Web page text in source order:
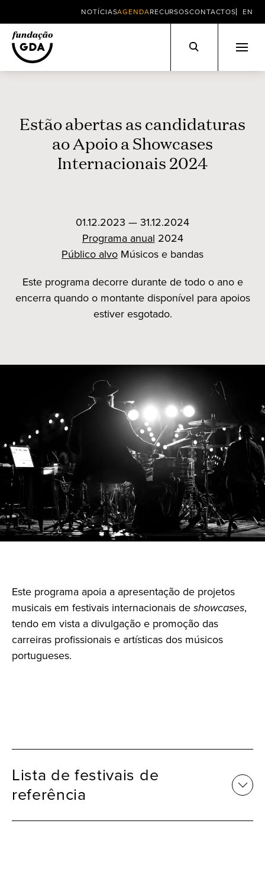
NOTÍCIASAGENDARECURSOSCONTACTOS EN
Estão abertas as candidaturas
ao Apoio a Showcases
Internacionais 2024
01.12.2023 — 31.12.2024
Programa anual 2024
Público alvo Músicos e bandas
Este programa decorre durante de todo o ano e
encerra quando o montante disponível para apoios
estiver esgotado.
Este programa apoia a apresentação de projetos
musicais em festivais internacionais deshowcases,
tendo em vista a divulgação e promoção das
carreiras profissionais e artísticas dos músicos
portugueses.
Lista de festivais de
referência